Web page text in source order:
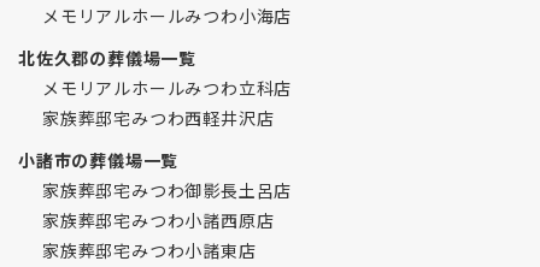
メモリアルホールみつわ小海店
北佐久郡の葬儀場一覧
メモリアルホールみつわ立科店
家族葬邸宅みつわ西軽井沢店
小諸市の葬儀場一覧
家族葬邸宅みつわ御影長土呂店
家族葬邸宅みつわ小諸西原店
家族葬邸宅みつわ小諸東店